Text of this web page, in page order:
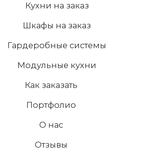
Кухни на заказ
Шкафы на заказ
Гардеробные системы
Модульные кухни
Как заказать
Портфолио
О нас
Отзывы